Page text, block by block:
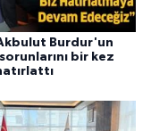
Burdur'un
bir kez